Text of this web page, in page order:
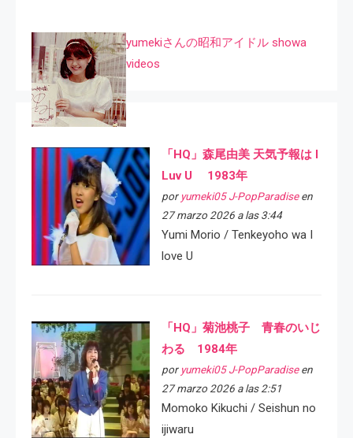
yumekiさんの昭和アイドル showa
videos
「HQ」森尾由美 天気予報は I
Luv U 1983年
por yumeki05 J-PopParadiseen
27 marzo 2026 a las 3:44
Yumi Morio / Tenkeyoho wa I
love U
「HQ」菊池桃子 青春のいじ
わる 1984年
por yumeki05 J-PopParadiseen
27 marzo 2026 a las 2:51
Momoko Kikuchi / Seishun no
ijiwaru